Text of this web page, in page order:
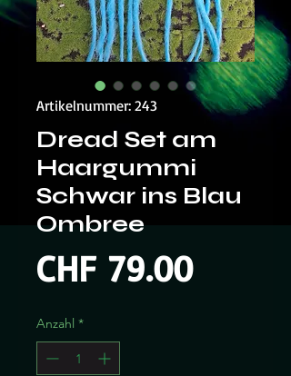
Artikelnummer: 243
Dread Set am
Haargummi
Schwar ins Blau
Ombree
CHF 79.00Preis
Anzahl *